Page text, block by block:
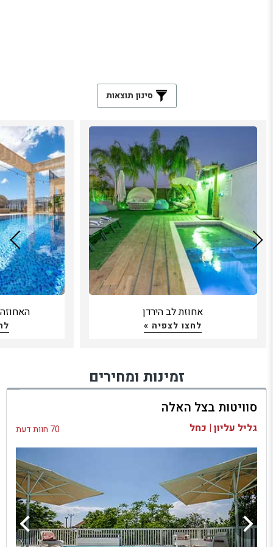
סינון תוצאות
אחוזת לב הירדן
לחצו לצפיה »
זמינות ומחירים
סוויטות בצל האלה
גליל עליון | כחל 70 חוות דעת